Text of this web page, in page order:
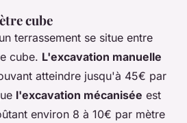
cube
terrassement se situe entre
cube. L'excavation manuelle
atteindre jusqu'à 45€ par
l'excavation mécanisée est
environ 8 à 10€ par mètre